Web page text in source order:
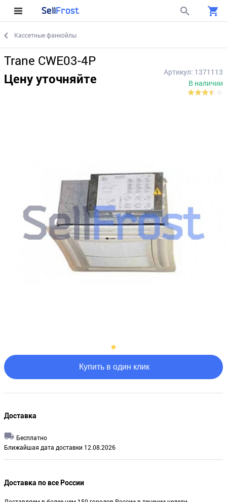
SellFrost
Кассетные фанкойлы
Trane CWE03-4P
Цену уточняйте
Артикул: 1371113
В наличии
Купить в один клик
Доставка
Бесплатно
Ближайшая дата доставки 12.08.2026
Доставка по все России